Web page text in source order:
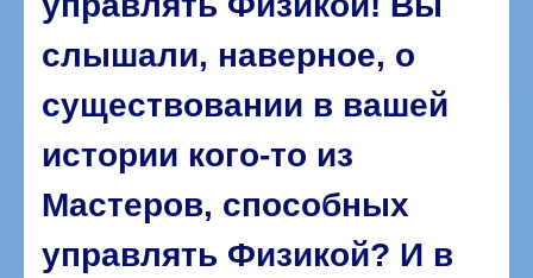
слышали, наверное, о
существовании в вашей
истории кого-то из
Мастеров, способных
управлять Физикой? И в